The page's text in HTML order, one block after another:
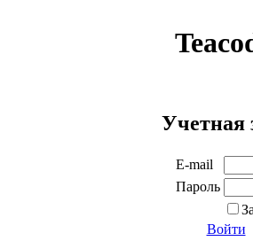
Учетная
E-mail
Пароль
Войти